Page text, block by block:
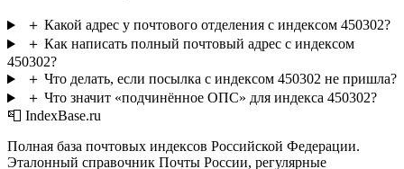
＋ Какой адрес у почтового отделения с индексом 450302?
＋ Как написать полный почтовый адрес с индексом
450302?
＋ Что делать, если посылка с индексом 450302 не пришла?
＋ Что значит «подчинённое ОПС» для индекса 450302?
📮 IndexBase.ru
Полная база почтовых индексов Российской Федерации.
Эталонный справочник Почты России, регулярные